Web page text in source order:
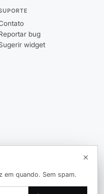
bug
widget
em quando. Sem spam.